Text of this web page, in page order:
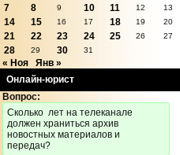
7 8 9 10 11 12 13
14 15 16 17 18 19 20
21 22 23 24 25 26 27
28 29 30 31
« Ноя
Янв »
Онлайн-юрист
Вопрос:
Cколько лет на телеканале
должен храниться архив
новостных материалов и
передач?